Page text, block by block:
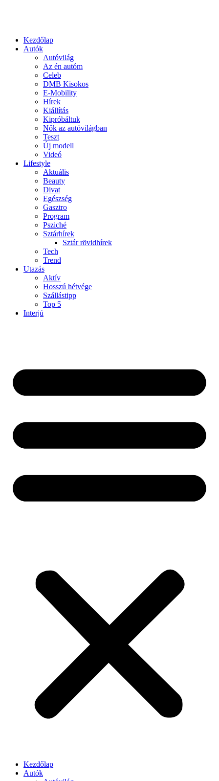
Kezdőlap
Autók
Autóvilág
Az én autóm
Celeb
DMB Kisokos
E-Mobility
Hírek
Kiállítás
Kipróbáltuk
Nők az autóvilágban
Teszt
Új modell
Videó
Lifestyle
Aktuális
Beauty
Divat
Egészség
Gasztro
Program
Psziché
Sztárhírek
Sztár rövidhírek
Tech
Trend
Utazás
Aktív
Hosszú hétvége
Szállástipp
Top 5
Interjú
Kezdőlap
Autók